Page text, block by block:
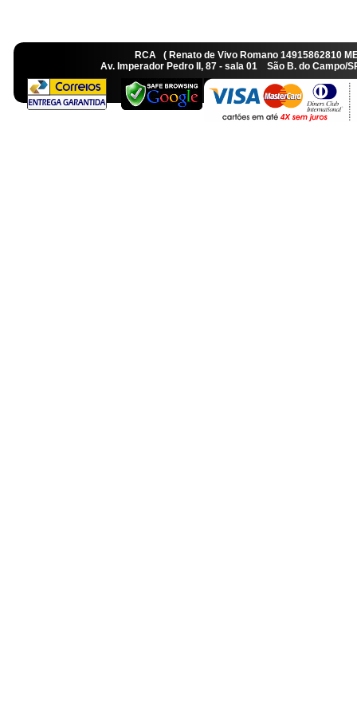
RCA ( Renato de Vivo Romano
Av. Imperador Pedro II, 87 - sala 01 São B. do